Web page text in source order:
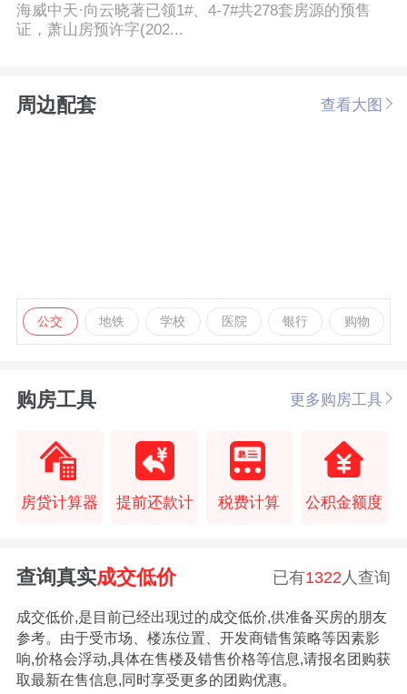
海威中天·向云晓著已领1#、4-7#共278套房源的预售
证，萧山房预许字(202...
周边配套 查看大图
公交 地铁 学校 医院 银行 购物
购房工具 更多购房工具
房贷计算器 提前还款计 税费计算 公积金额度
查询真实成交低价 已有1322 人查询
成交低价,是目前已经出现过的成交低价,供准备买房的朋友
参考。由于受市场、楼冻位置、开发商错售策略等因素影
响,价格会浮动,具体在售楼及错售价格等信息,请报名团购获
取最新在售信息,同时享受更多的团购优惠。